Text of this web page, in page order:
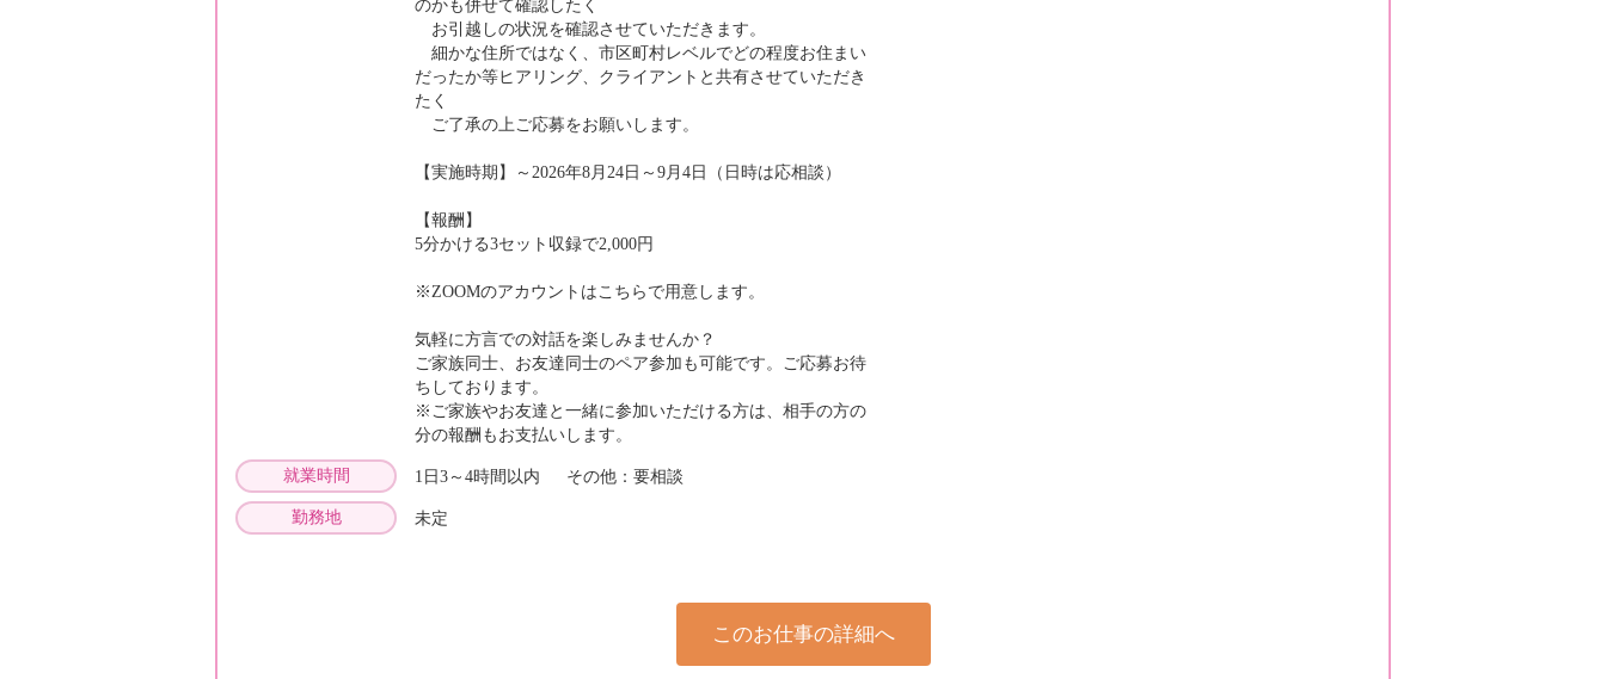
のかも併せて確認したく
お引越しの状況を確認させていただきます。
細かな住所ではなく、市区町村レベルでどの程度お住まい
だったか等ヒアリング、クライアントと共有させていただき
たく
ご了承の上ご応募をお願いします。
【実施時期】～2026年8月24日～9月4日（日時は応相談）
【報酬】
5分かける3セット収録で2,000円
※ZOOMのアカウントはこちらで用意します。
気軽に方言での対話を楽しみませんか？
ご家族同士、お友達同士のペア参加も可能です。ご応募お待
ちしております。
※ご家族やお友達と一緒に参加いただける方は、相手の方の
分の報酬もお支払いします。
就業時間 1日3～4時間以内 その他：要相談
勤務地 未定
このお仕事の詳細へ